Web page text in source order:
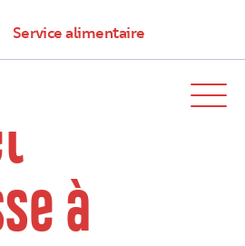
Service alimentaire
à